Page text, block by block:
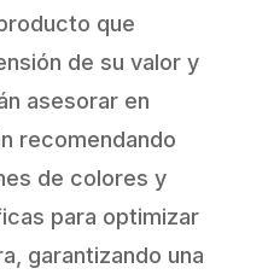
que
de su valor y
asesorar en
recomendando
de colores y
para optimizar
garantizando una